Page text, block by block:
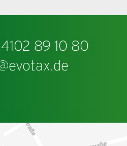
89 10 80